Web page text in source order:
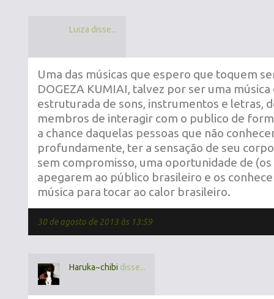
Luiza disse...
Uma das músicas que espero que toquem
DOGEZA KUMIAI, talvez por ser uma
estruturada de sons, instrumentos e letras,
membros de interagir com o publico de
a chance daquelas pessoas que não
profundamente, ter a sensação de seu
sem compromisso, uma oportunidade de
apegarem ao público brasileiro e os
música para tocar ao calor brasileiro.
30 de agosto de 2013 às 13:59
Haruka~chibi disse...